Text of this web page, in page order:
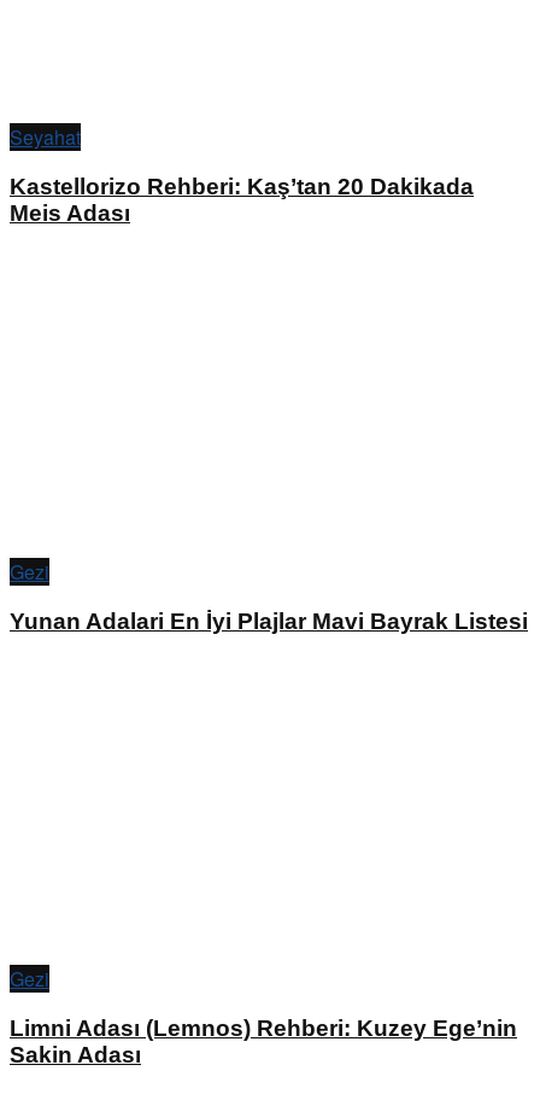
Seyahat
Kastellorizo Rehberi: Kaş’tan 20 Dakikada
Meis Adası
Gezi
Yunan Adalari En İyi Plajlar Mavi Bayrak Listesi
Gezi
Limni Adası (Lemnos) Rehberi: Kuzey Ege’nin
Sakin Adası